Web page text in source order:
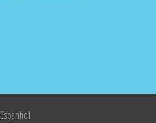
Espanhol